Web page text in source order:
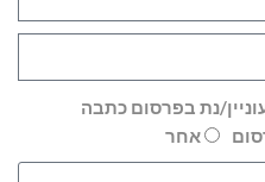
נת בפרסום כתבה
אחר